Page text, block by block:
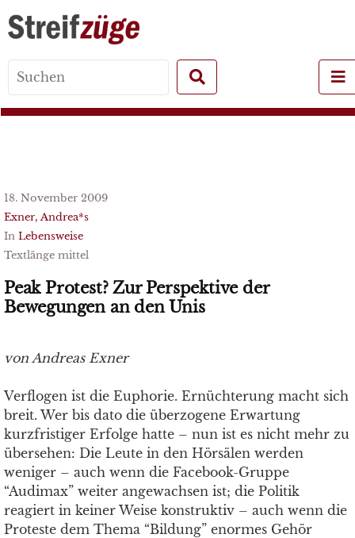
for:
18. November 2009
Exner, Andrea*s
In Lebensweise
Textlänge mittel
Peak Protest? Zur Perspektive der
Bewegungen an den Unis
von Andreas Exner
Verflogen ist die Euphorie. Ernüchterung macht sich
breit. Wer bis dato die überzogene Erwartung
kurzfristiger Erfolge hatte – nun ist es nicht mehr zu
übersehen: Die Leute in den Hörsälen werden
weniger – auch wenn die Facebook-Gruppe
“Audimax” weiter angewachsen ist; die Politik
reagiert in keiner Weise konstruktiv – auch wenn die
Proteste dem Thema “Bildung” enormes Gehör